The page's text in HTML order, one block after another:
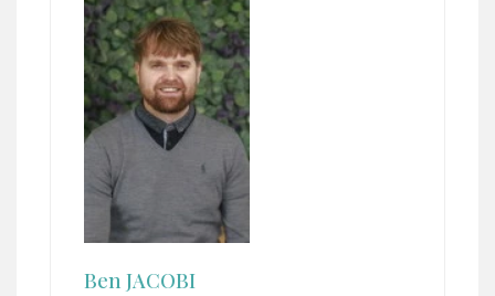
Ben JACOBI